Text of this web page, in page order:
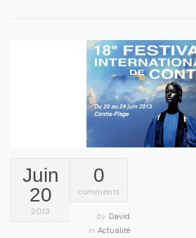
Juin
20
2013
0
comments
by David
in Actualité